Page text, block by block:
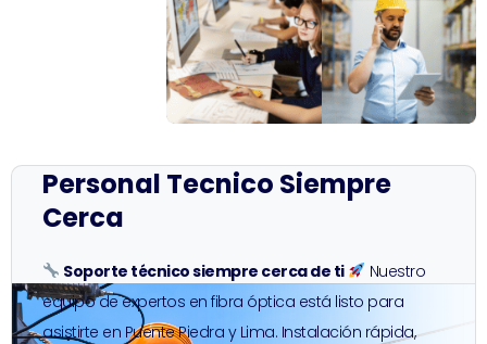
Personal Tecnico Siempre
Cerca
Soporte técnico siempre cerca de ti
Nuestro
equipo de expertos en fibra óptica está listo para
asistirte en Puente Piedra y Lima. Instalación rápida,